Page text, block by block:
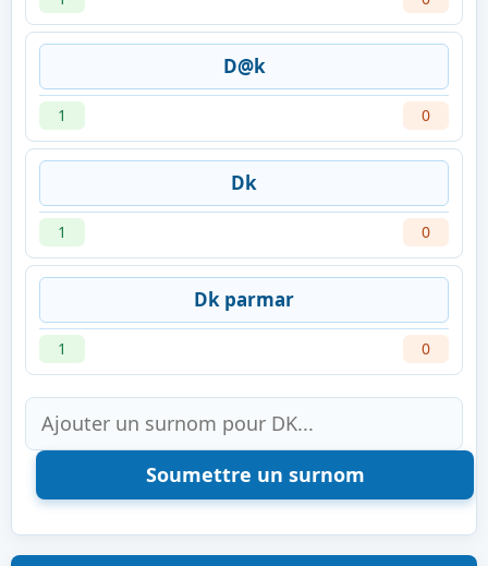
D@k
1 0
Dk
1 0
Dk parmar
1 0